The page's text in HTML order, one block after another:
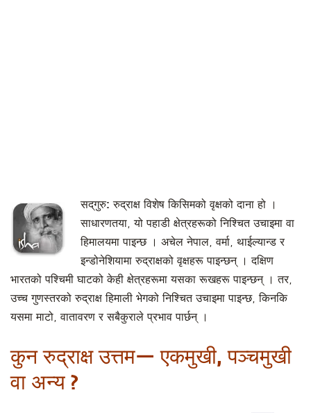
सद्‌गुरु: रुद्राक्ष विशेष किसिमको वृक्षको दाना हो ।
साधारणतया, यो पहाडी क्षेत्रहरूको निश्चित उचाइमा वा
हिमालयमा पाइन्छ । अचेल नेपाल, वर्मा, थाईल्यान्ड र
इन्डोनेशियामा रुद्राक्षको वृक्षहरू पाइन्छन् । दक्षिण
भारतको पश्चिमी घाटको केही क्षेत्रहरूमा यसका रूखहरू पाइन्छन् । तर,
उच्च गुणस्तरको रुद्राक्ष हिमाली भेगको निश्चित उचाइमा पाइन्छ, किनकि
यसमा माटो, वातावरण र सबैकुराले प्रभाव पार्छन् ।
कुन रुद्राक्ष उत्तम— एकमुखी, पञ्चमुखी
वा अन्य ?